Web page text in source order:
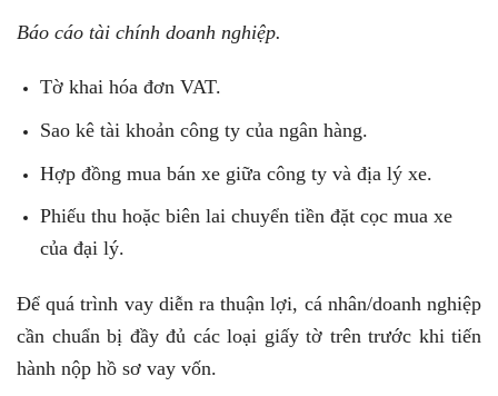
Báo cáo tài chính doanh nghiệp.
Tờ khai hóa đơn VAT.
Sao kê tài khoản công ty của ngân hàng.
Hợp đồng mua bán xe giữa công ty và địa lý xe.
Phiếu thu hoặc biên lai chuyển tiền đặt cọc mua xe
của đại lý.
Để quá trình vay diễn ra thuận lợi, cá nhân/doanh nghiệp
cần chuẩn bị đầy đủ các loại giấy tờ trên trước khi tiến
hành nộp hồ sơ vay vốn.